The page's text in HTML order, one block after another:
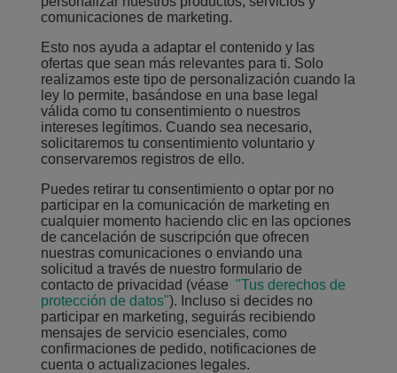
comunicaciones de marketing.
Esto nos ayuda a adaptar el contenido y las
ofertas que sean más relevantes para ti. Solo
realizamos este tipo de personalización cuando la
ley lo permite, basándose en una base legal
válida como tu consentimiento o nuestros
intereses legítimos. Cuando sea necesario,
solicitaremos tu consentimiento voluntario y
conservaremos registros de ello.
Puedes retirar tu consentimiento o optar por no
participar en la comunicación de marketing en
cualquier momento haciendo clic en las opciones
de cancelación de suscripción que ofrecen
nuestras comunicaciones o enviando una
solicitud a través de nuestro formulario de
contacto de privacidad (véase "Tus derechos de
protección de datos"). Incluso si decides no
participar en marketing, seguirás recibiendo
mensajes de servicio esenciales, como
confirmaciones de pedido, notificaciones de
cuenta o actualizaciones legales.